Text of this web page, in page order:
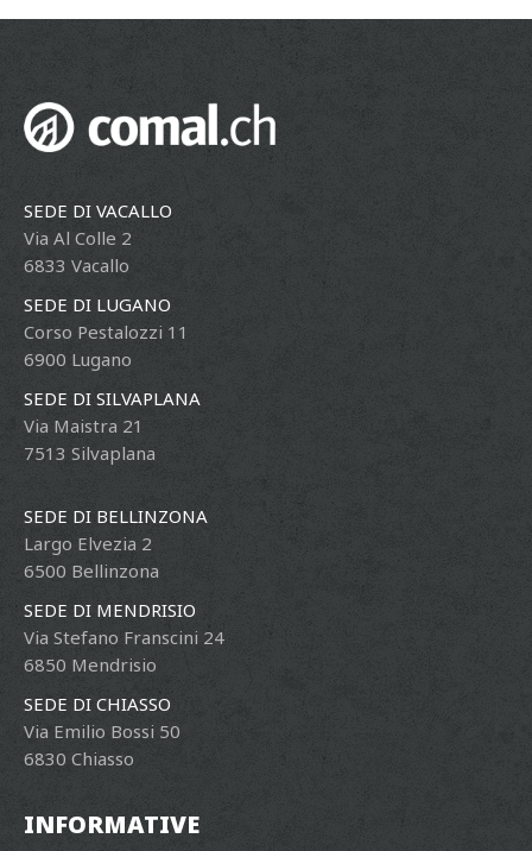
SEDE DI VACALLO
Via Al Colle 2
6833 Vacallo
SEDE DI LUGANO
Corso Pestalozzi 11
6900 Lugano
SEDE DI SILVAPLANA
Via Maistra 21
7513 Silvaplana
SEDE DI BELLINZONA
Largo Elvezia 2
6500 Bellinzona
SEDE DI MENDRISIO
Via Stefano Franscini 24
6850 Mendrisio
SEDE DI CHIASSO
Via Emilio Bossi 50
6830 Chiasso
INFORMATIVE